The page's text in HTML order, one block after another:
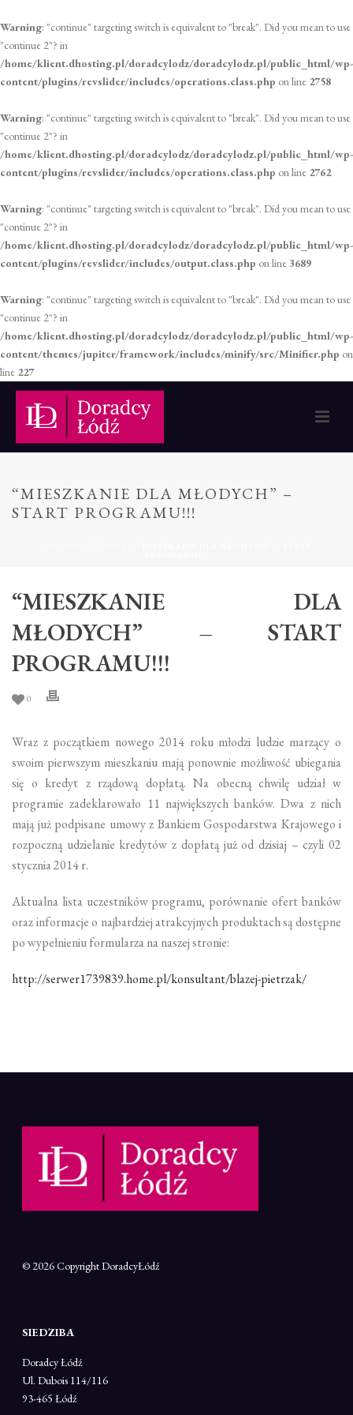
Warning: "continue" targeting switch is equivalent to "break". Did you mean to use
"continue 2"? in
/home/klient.dhosting.pl/doradcylodz/doradcylodz.pl/public_html/wp-
content/plugins/revslider/includes/operations.class.php on line 2758
Warning: "continue" targeting switch is equivalent to "break". Did you mean to use
"continue 2"? in
/home/klient.dhosting.pl/doradcylodz/doradcylodz.pl/public_html/wp-
content/plugins/revslider/includes/operations.class.php on line 2762
Warning: "continue" targeting switch is equivalent to "break". Did you mean to use
"continue 2"? in
/home/klient.dhosting.pl/doradcylodz/doradcylodz.pl/public_html/wp-
content/plugins/revslider/includes/output.class.php on line3689
Warning: "continue" targeting switch is equivalent to "break". Did you mean to use
"continue 2"? in
/home/klient.dhosting.pl/doradcylodz/doradcylodz.pl/public_html/wp-
content/themes/jupiter/framework/includes/minify/src/Minifier.php on
line 227
“MIESZKANIE DLA MŁODYCH” –
START PROGRAMU!!!
“MIESZKANIE DLA
MŁODYCH” – START
PROGRAMU!!!
0
Wraz z początkiem nowego 2014 roku młodzi ludzie marzący o
swoim pierwszym mieszkaniu mają ponownie możliwość ubiegania
się o kredyt z rządową dopłatą. Na obecną chwilę udział w
programie zadeklarowało 11 największych banków. Dwa z nich
mają już podpisane umowy z Bankiem Gospodarstwa Krajowego i
rozpoczną udzielanie kredytów z dopłatą już od dzisiaj – czyli 02
stycznia 2014 r.
Aktualna lista uczestników programu, porównanie ofert banków
oraz informacje o najbardziej atrakcyjnych produktach są dostępne
po wypełnieniu formularza na naszej stronie:
http://serwer1739839.home.pl/konsultant/blazej-pietrzak/
© 2026 CopyrightDoradcyŁódź
SIEDZIBA
Doradcy Łódź
Ul. Dubois 114/116
93-465 Łódź